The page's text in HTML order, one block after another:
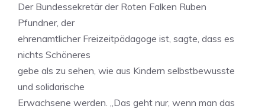
Der Bundessekretär der Roten Falken Ruben
Pfundner, der
ehrenamtlicher Freizeitpädagoge ist, sagte, dass es
nichts Schöneres
gebe als zu sehen, wie aus Kindern selbstbewusste
und solidarische
Erwachsene werden. „Das geht nur, wenn man das